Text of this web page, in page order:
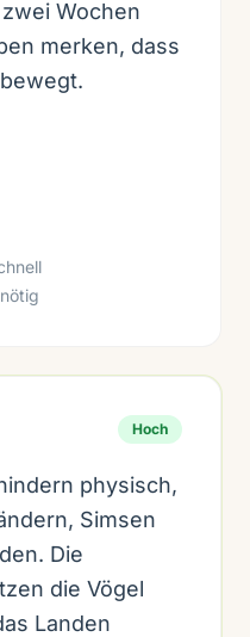
Wochen
merken, dass
Hoch
physisch,
Simsen
Die
die Vögel
Landen